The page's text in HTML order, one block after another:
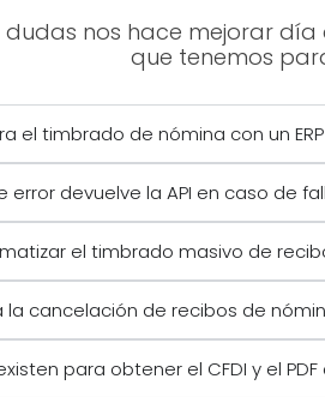
dudas nos hace mejorar
que tenemos
el timbrado de nómina con un
error devuelve la API en caso de
el timbrado masivo de
la cancelación de recibos de
para obtener el CFDI y el PDF